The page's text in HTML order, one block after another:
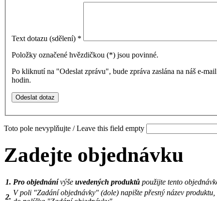
Text dotazu (sdělení) *
Položky označené hvězdičkou (*) jsou povinné.
Po kliknutí na "Odeslat zprávu", bude zpráva zaslána na náš e-
hodin.
Toto pole nevyplňujte / Leave this field empty
Zadejte objednávku
1. Pro objednánívýše uvedených produktů použijte tento
2.
V poli "Zadání objednávky" (dole) napište přesný název